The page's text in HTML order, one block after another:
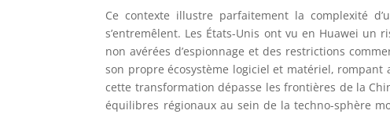
Ce contexte illustre parfaitement la complexité
s’entremêlent. Les États-Unis ont vu en Huawei un
non avérées d’espionnage et des restrictions
son propre écosystème logiciel et matériel, rompant
cette transformation dépasse les frontières de la
équilibres régionaux au sein de la techno-sphère